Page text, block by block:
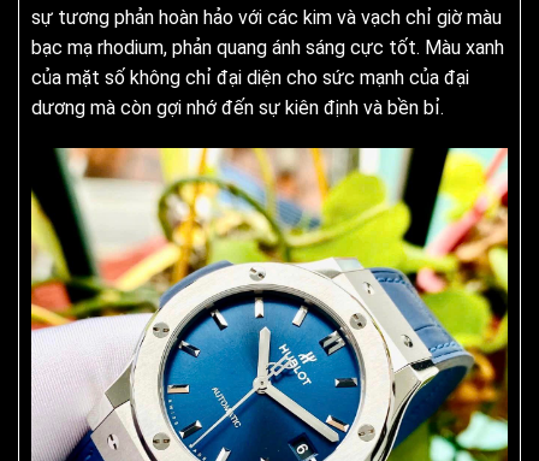
sự tương phản hoàn hảo với các kim và vạch chỉ giờ màu
bạc mạ rhodium, phản quang ánh sáng cực tốt. Màu xanh
của mặt số không chỉ đại diện cho sức mạnh của đại
dương mà còn gợi nhớ đến sự kiên định và bền bỉ.